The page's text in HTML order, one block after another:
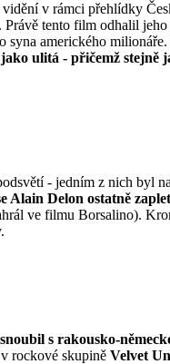
v rámci přehlídky
tento film odhalil
amerického
ulitá - přičemž stejně
- jedním z nich byl
Alain Delon ostatně
ve filmu Borsalino).
s rakousko-
rockové skupině Velvet